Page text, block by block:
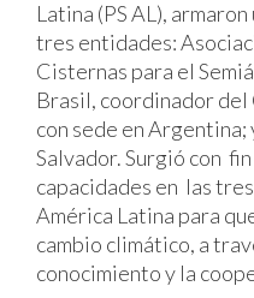
Latina (PS AL),
tres entidades:
Cisternas para el
Brasil, coordinador
con sede en Argentina;
Salvador. Surgió con
capacidades en las
América Latina para
cambio climático, a
conocimiento y la